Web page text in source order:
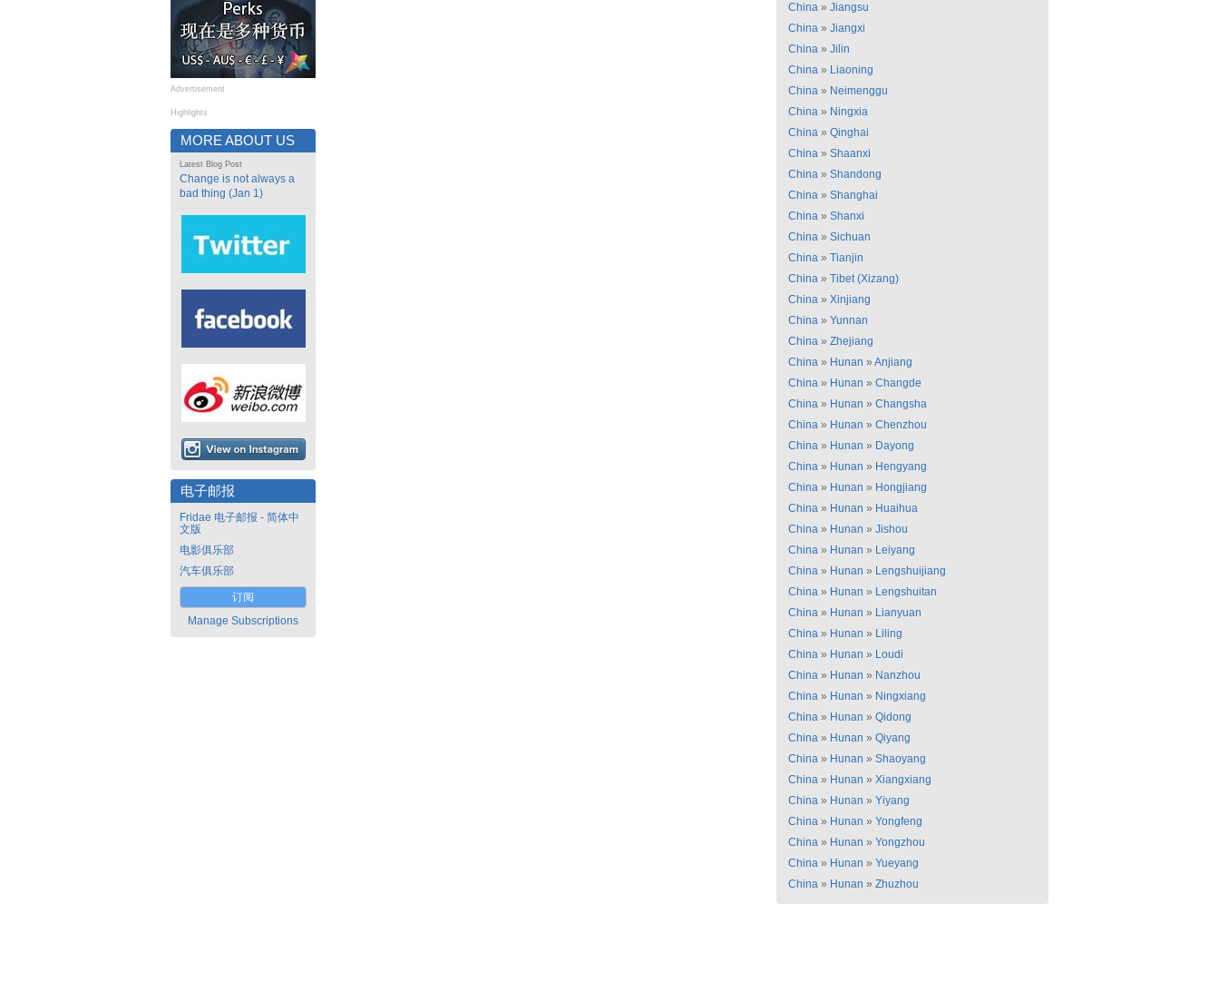
Advertisement
Highlights
MORE ABOUT US
Latest Blog Post
Change is not always a
bad thing (Jan 1)
电子邮报
Fridae 电子邮报 - 简体中
文版
电影俱乐部
汽车俱乐部
订阅
Manage Subscriptions
China » Jiangsu
China » Jiangxi
China » Jilin
China » Liaoning
China » Neimenggu
China » Ningxia
China » Qinghai
China » Shaanxi
China » Shandong
China » Shanghai
China » Shanxi
China » Sichuan
China » Tianjin
China » Tibet (Xizang)
China » Xinjiang
China » Yunnan
China » Zhejiang
China » Hunan » Anjiang
China » Hunan » Changde
China » Hunan » Changsha
China » Hunan » Chenzhou
China » Hunan » Dayong
China » Hunan » Hengyang
China » Hunan » Hongjiang
China » Hunan » Huaihua
China » Hunan » Jishou
China » Hunan » Leiyang
China » Hunan » Lengshuijiang
China » Hunan » Lengshuitan
China » Hunan » Lianyuan
China » Hunan » Liling
China » Hunan » Loudi
China » Hunan » Nanzhou
China » Hunan » Ningxiang
China » Hunan » Qidong
China » Hunan » Qiyang
China » Hunan » Shaoyang
China » Hunan » Xiangxiang
China » Hunan » Yiyang
China » Hunan » Yongfeng
China » Hunan » Yongzhou
China » Hunan » Yueyang
China » Hunan » Zhuzhou